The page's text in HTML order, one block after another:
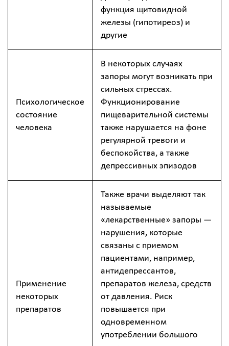
функция щитовидной
железы (гипотиреоз) и
другие
Психологическое
состояние
человека
В некоторых случаях
запоры могут возникать при
сильных стрессах.
Функционирование
пищеварительной системы
также нарушается на фоне
регулярной тревоги и
беспокойства, а также
депрессивных эпизодов
Применение
некоторых
препаратов
Также врачи выделяют так
называемые
«лекарственные» запоры —
нарушения, которые
связаны с приемом
пациентами, например,
антидепрессантов,
препаратов железа, средств
от давления. Риск
повышается при
одновременном
употреблении большого